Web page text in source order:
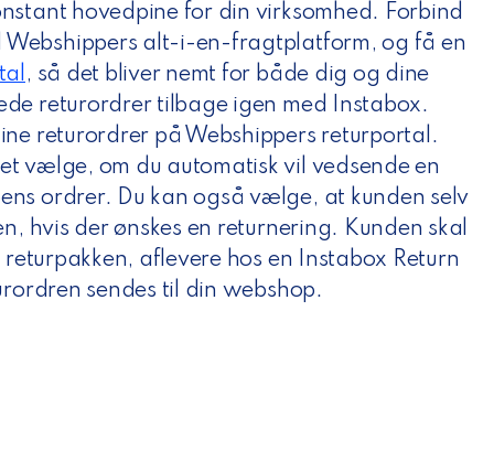
hovedpine for din virksomhed. Forbind
Webshippers alt-i-en-fragtplatform, og få en
, så det bliver nemt for både dig og dine
returordrer tilbage igen med Instabox.
returordrer på Webshippers returportal.
vælge, om du automatisk vil vedsende en
ordrer. Du kan også vælge, at kunden selv
hvis der ønskes en returnering. Kunden skal
aflevere hos en Instabox Return
sendes til din webshop.